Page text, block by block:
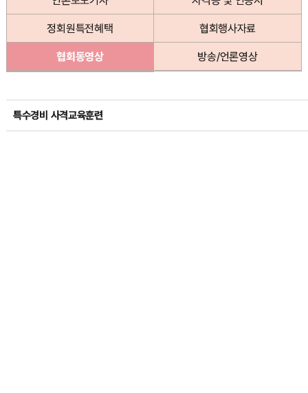
정회원특전혜택 협회행사자료
협회동영상 방송/언론영상
특수경비 사격교육훈련